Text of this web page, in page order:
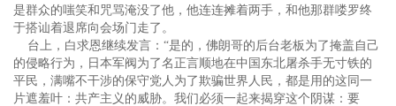
是群众的嗤笑和咒骂淹没了他，他连连摊着两手，和他那群喽罗终
于搭讪着退席向会场门走了。
台上，白求恩继续发言：“是的，佛朗哥的后台老板为了掩盖自己
的侵略行为，日本军阀为了名正言顺地在中国东北屠杀手无寸铁的
平民，满嘴不干涉的保守党人为了欺骗世界人民，都是用的这同一
片遮羞叶：共产主义的威胁。我们必须一起来揭穿这个阴谋：要